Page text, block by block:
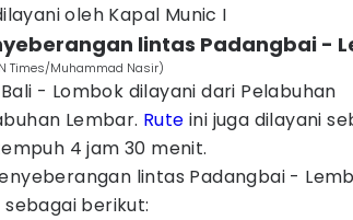
oleh Kapal Munic I
lintas Padangbai -
Times/Muhammad Nasir)
- Lombok dilayani dari Pelabuhan
Lembar. Rute ini juga dilayani
4 jam 30 menit.
lintas Padangbai -
berikut: